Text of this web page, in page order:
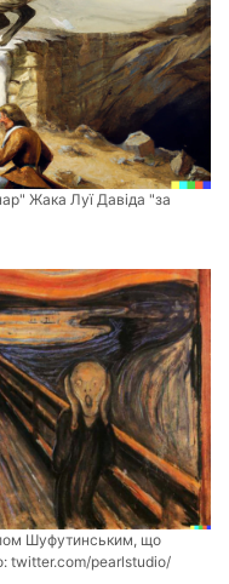
Жака Луї Давіда "за
Шуфутинським, що
twitter.com/pearlstudio/